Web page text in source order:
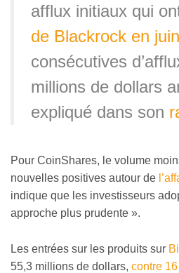
afflux initiaux qui
de Blackrock en juin
consécutives
millions de dollars
expliqué dans son
Pour CoinShares, le volume
nouvelles positives autour de
indique que les investisseurs
approche plus prudente ».
Les entrées sur les produits sur
55,3 millions de dollars, contre